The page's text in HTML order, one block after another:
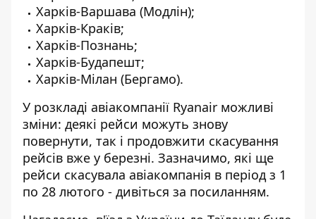
Харків-Варшава (Модлін);
Харків-Краків;
Харків-Познань;
Харків-Будапешт;
Харків-Мілан (Бергамо).
У розкладі авіакомпанії Ryanair можливі
зміни: деякі рейси можуть знову
повернути, так і продовжити скасування
рейсів вже у березні. Зазначимо, які ще
рейси скасувала авіакомпанія в період з 1
по 28 лютого - дивіться за посиланням.